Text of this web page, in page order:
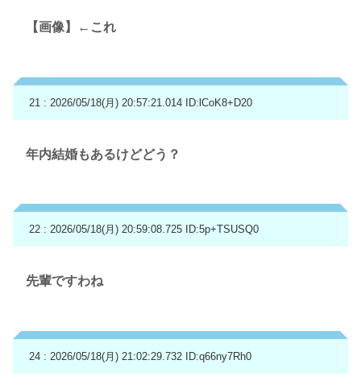
【画像】←これ
21 : 2026/05/18(月) 20:57:21.014 ID:lCoK8+D20
年内結婚もあるけどどう？
22 : 2026/05/18(月) 20:59:08.725 ID:5p+TSUSQ0
先輩ですわね
24 : 2026/05/18(月) 21:02:29.732 ID:q66ny7Rh0